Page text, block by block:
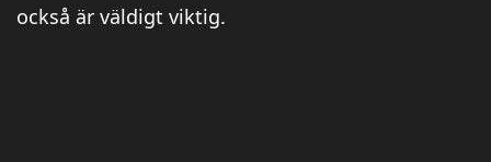
också är väldigt viktig.